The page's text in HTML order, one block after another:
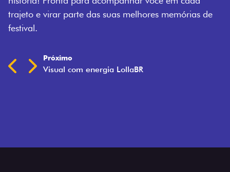
de